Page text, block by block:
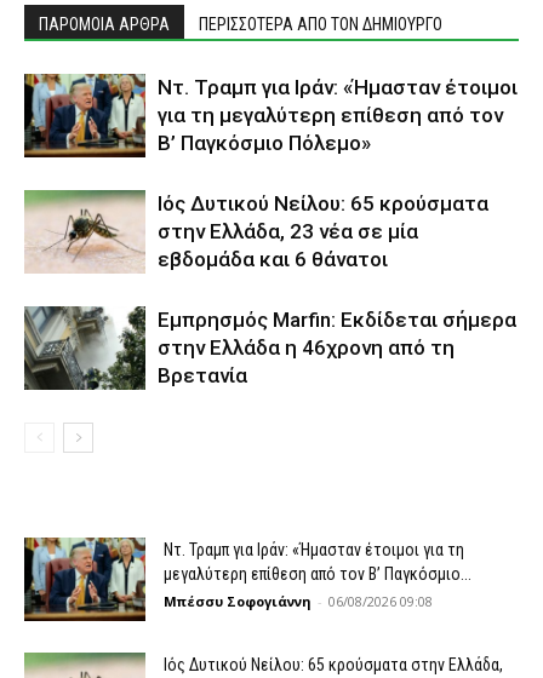
ΠΑΡΟΜΟΙΑ ΑΡΘΡΑ ΠΕΡΙΣΣΟΤΕΡΑ ΑΠΟ ΤΟΝ ΔΗΜΙΟΥΡΓΟ
Ντ. Τραμπ για Ιράν: «Ήμασταν έτοιμοι
για τη μεγαλύτερη επίθεση από τον
Β’ Παγκόσμιο Πόλεμο»
Ιός Δυτικού Νείλου: 65 κρούσματα
στην Ελλάδα, 23 νέα σε μία
εβδομάδα και 6 θάνατοι
Εμπρησμός Marfin: Εκδίδεται σήμερα
στην Ελλάδα η 46χρονη από τη
Βρετανία
Ντ. Τραμπ για Ιράν: «Ήμασταν έτοιμοι για τη
μεγαλύτερη επίθεση από τον Β’ Παγκόσμιο...
Μπέσσυ Σοφογιάννη - 06/08/2026 09:08
Ιός Δυτικού Νείλου: 65 κρούσματα στην Ελλάδα,